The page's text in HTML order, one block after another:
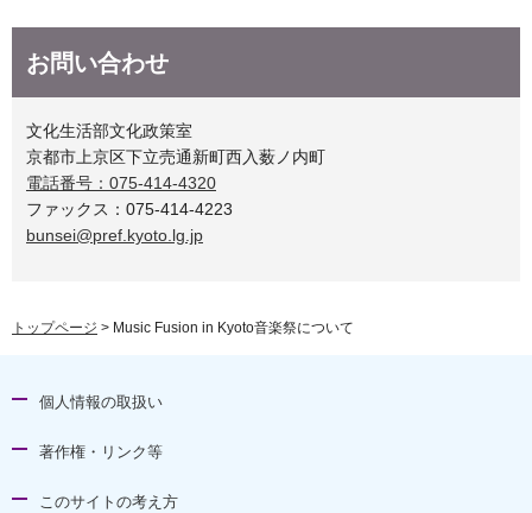
お問い合わせ
文化生活部文化政策室
京都市上京区下立売通新町西入薮ノ内町
電話番号：075-414-4320
ファックス：075-414-4223
bunsei@pref.kyoto.lg.jp
トップページ > Music Fusion in Kyoto音楽祭について
個人情報の取扱い
著作権・リンク等
このサイトの考え方